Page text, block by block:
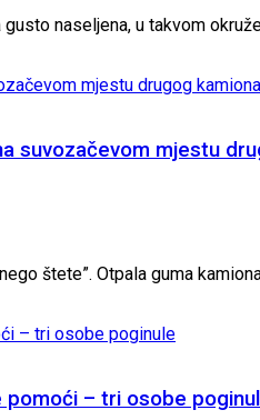
naseljena, u takvom
suvozačevom mjestu
štete”. Otpala guma
pomoći – tri osobe